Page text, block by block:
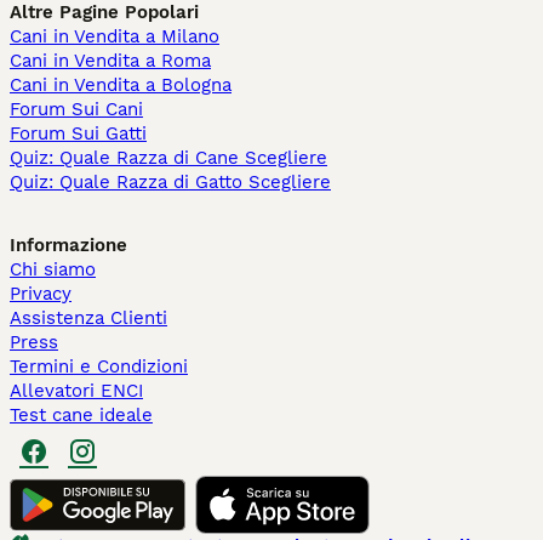
Altre Pagine Popolari
Cani in Vendita a Milano
Cani in Vendita a Roma
Cani in Vendita a Bologna
Forum Sui Cani
Forum Sui Gatti
Quiz: Quale Razza di Cane Scegliere
Quiz: Quale Razza di Gatto Scegliere
Informazione
Chi siamo
Privacy
Assistenza Clienti
Press
Termini e Condizioni
Allevatori ENCI
Test cane ideale